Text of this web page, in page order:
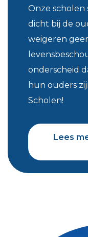
Onze
dicht bij de
weigeren
onderscheid
hun ouders
Scholen!
Lees
Lees